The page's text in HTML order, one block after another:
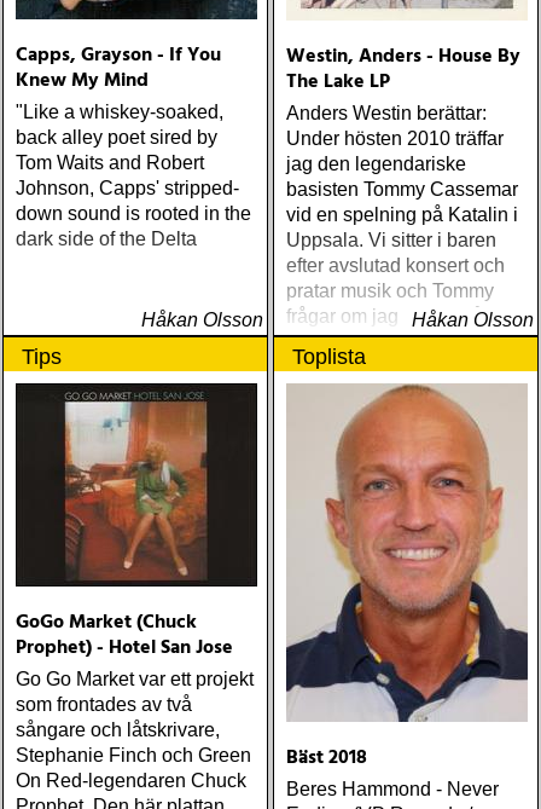
Capps, Grayson - If You
Knew My Mind
"Like a whiskey-soaked,
back alley poet sired by
Tom Waits and Robert
Johnson, Capps' stripped-
down sound is rooted in the
dark side of the Delta
Håkan Olsson
Westin, Anders - House By
The Lake LP
Anders Westin berättar:
Under hösten 2010 träffar
jag den legendariske
basisten Tommy Cassemar
vid en spelning på Katalin i
Uppsala. Vi sitter i baren
efter avslutad konsert och
pratar musik och Tommy
frågar om jag spelar något
instrument
Håkan Olsson
Tips
GoGo Market (Chuck
Prophet) - Hotel San Jose
Go Go Market var ett projekt
som frontades av två
sångare och låtskrivare,
Stephanie Finch och Green
On Red-legendaren Chuck
Toplista
Bäst 2018
Beres Hammond - Never